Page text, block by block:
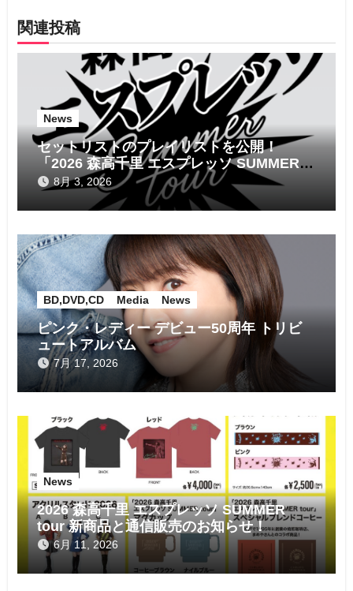
ー
シ
関連投稿
News
セットリストのプレイリストを公開！
「2026 森高千里 エスプレッソ SUMMER
tour」
8月 3, 2026
BD,DVD,CD Media News
ピンク・レディー デビュー50周年 トリビ
ュートアルバム
7月 17, 2026
News
2026 森高千里 エスプレッソ SUMMER
tour 新商品と通信販売のお知らせ！
6月 11, 2026